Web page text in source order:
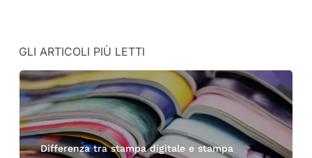
GLI ARTICOLI PIÙ LETTI
Differenza tra stampa digitale e stampa